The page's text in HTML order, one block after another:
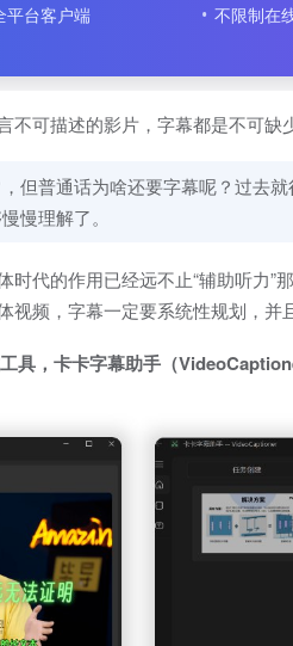
平台客户端
不限制在
可描述的影片，字幕都是不可缺
但普通话为啥还要字幕呢？过去
慢理解了。
代的作用已经远不止“辅助听力”
频，字幕一定要系统性规划，并
具，卡卡字幕助手（